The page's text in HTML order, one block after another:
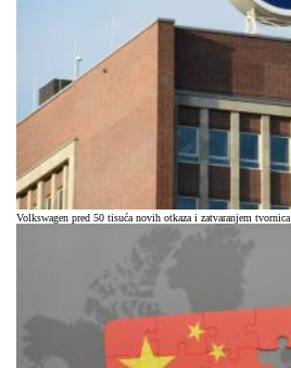
Volkswagen pred 50 tisuća novih otkaza i zatvaranjem tvornica